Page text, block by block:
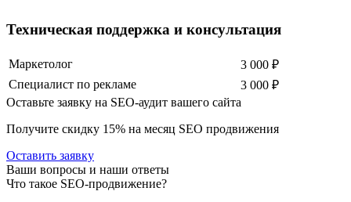
Техническая поддержка и консультация
Маркетолог
3 000 ₽
Специалист по рекламе
3 000 ₽
Оставьте заявку на SEO-аудит вашего сайта
Получите скидку 15% на месяц SEO продвижения
Оставить заявку
Ваши вопросы и наши ответы
Что такое SEO-продвижение?